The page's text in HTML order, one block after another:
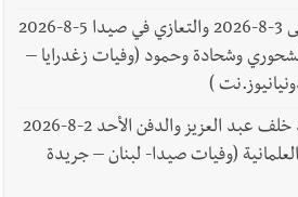
وفاة مصطفى محمد موسى 3-8-2026 والتعازي في صيدا 5-8-2026
وشحادة وحمود (وفيات زغدرايا –
)
وفاة الشاب موسى محمد خلف عبد العزيز والدفن الأحد 2-8-2026
(وفيات صيدا- لبنان – جريدة